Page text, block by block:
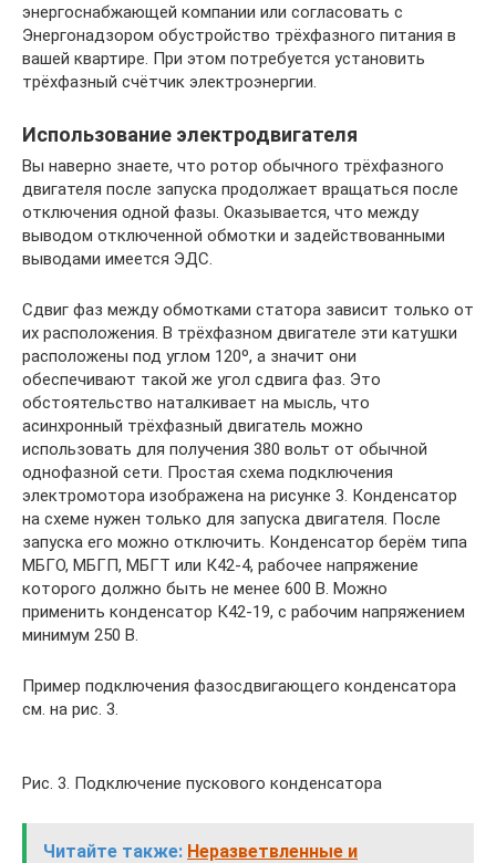
энергоснабжающей компании или согласовать с
Энергонадзором обустройство трёхфазного питания в
вашей квартире. При этом потребуется установить
трёхфазный счётчик электроэнергии.
Использование электродвигателя
Вы наверно знаете, что ротор обычного трёхфазного
двигателя после запуска продолжает вращаться после
отключения одной фазы. Оказывается, что между
выводом отключенной обмотки и задействованными
выводами имеется ЭДС.
Сдвиг фаз между обмотками статора зависит только от
их расположения. В трёхфазном двигателе эти катушки
расположены под углом 120º, а значит они
обеспечивают такой же угол сдвига фаз. Это
обстоятельство наталкивает на мысль, что
асинхронный трёхфазный двигатель можно
использовать для получения 380 вольт от обычной
однофазной сети. Простая схема подключения
электромотора изображена на рисунке 3. Конденсатор
на схеме нужен только для запуска двигателя. После
запуска его можно отключить. Конденсатор берём типа
МБГО, МБГП, МБГТ или К42-4, рабочее напряжение
которого должно быть не менее 600 В. Можно
применить конденсатор К42-19, с рабочим напряжением
минимум 250 В.
Пример подключения фазосдвигающего конденсатора
см. на рис. 3.
Рис. 3. Подключение пускового конденсатора
Читайте также: Неразветвленные и